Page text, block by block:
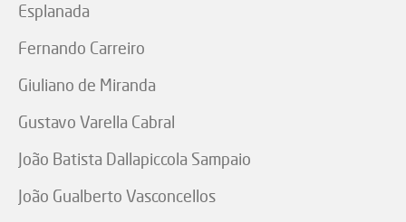
Esplanada
Fernando Carreiro
Giuliano de Miranda
Gustavo Varella Cabral
João Batista Dallapiccola Sampaio
João Gualberto Vasconcellos